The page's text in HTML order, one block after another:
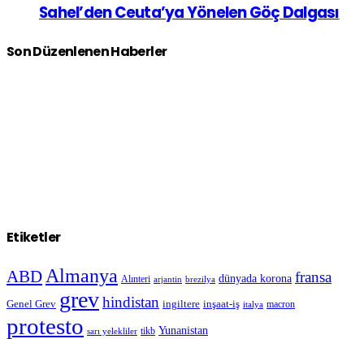
Sahel’den Ceuta’ya Yönelen Göç Dalgası
Son Düzenlenen Haberler
Etiketler
ABD Almanya Alınteri arjantin brezilya dünyada korona fransa
Genel Grev grevhindistan ingiltere inşaat-iş italya macron
protesto sarı yelekliler tikb Yunanistan